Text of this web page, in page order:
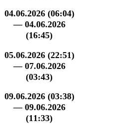
04.06.2026 (06:04)
— 04.06.2026
(16:45)
05.06.2026 (22:51)
— 07.06.2026
(03:43)
09.06.2026 (03:38)
— 09.06.2026
(11:33)